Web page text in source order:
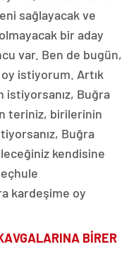
sağlayacak ve
bir aday
var. Ben de bugün,
istiyorum. Artık
istiyorsanız, Buğra
teriniz, birilerinin
Buğra
kendisine
kardeşime oy
BİRER